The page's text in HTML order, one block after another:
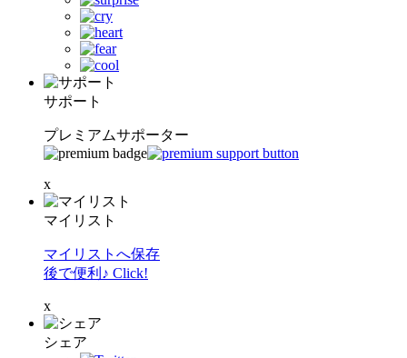
サポート
プレミアムサポーター
x
マイリスト
マイリストへ保存
後で便利♪ Click!
x
シェア